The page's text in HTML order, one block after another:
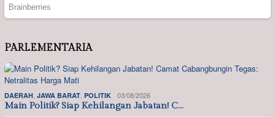
PARLEMENTARIA
DAERAH JAWA BARAT POLITIK 03/08/2026
Main Politik? Siap Kehilangan Jabatan! C…